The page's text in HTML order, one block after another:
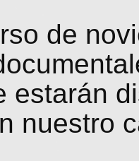
de
estarán
nuestro